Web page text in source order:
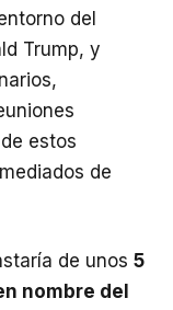
del
Trump, y
estos
de
de unos 5
nombre del